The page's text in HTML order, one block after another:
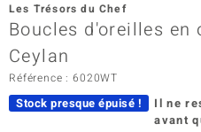
Paraíso
Les Trésors du Chef
Boucles d'oreilles en
Ceylan
Référence : 6020WT
Stock presque épuisé ! Il ne
avant